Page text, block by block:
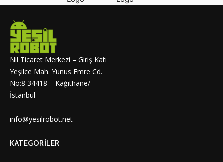
Nil Ticaret Merkezi – Giriş Katı
Yeşilce Mah. Yunus Emre Cd.
No:8 34418 – Kâğıthane/
İstanbul
info@yesilrobot.net
KATEGORILER